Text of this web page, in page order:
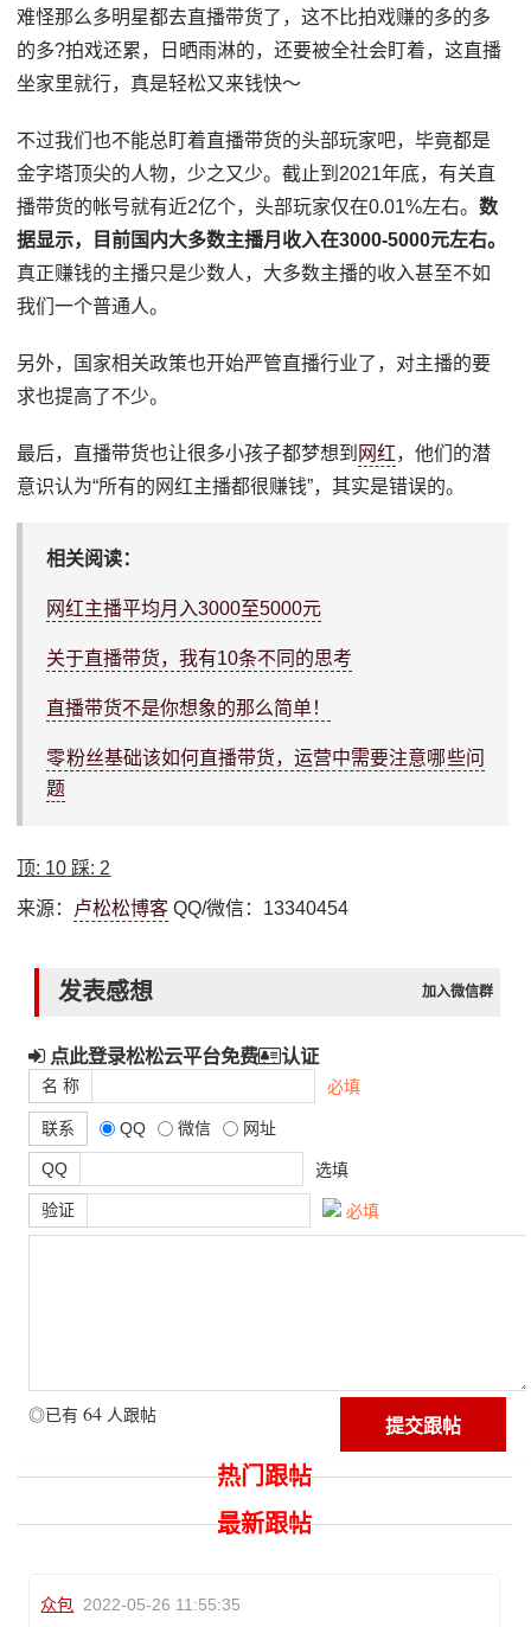
难怪那么多明星都去直播带货了，这不比拍戏赚的多的多
的多?拍戏还累，日晒雨淋的，还要被全社会盯着，这直播
坐家里就行，真是轻松又来钱快～
不过我们也不能总盯着直播带货的头部玩家吧，毕竟都是
金字塔顶尖的人物，少之又少。截止到2021年底，有关直
播带货的帐号就有近2亿个，头部玩家仅在0.01%左右。数
据显示，目前国内大多数主播月收入在3000-5000元左右。
真正赚钱的主播只是少数人，大多数主播的收入甚至不如
我们一个普通人。
另外，国家相关政策也开始严管直播行业了，对主播的要
求也提高了不少。
最后，直播带货也让很多小孩子都梦想到 网红，他们的潜
意识认为“所有的网红主播都很赚钱”，其实是错误的。
相关阅读：
网红主播平均月入3000至5000元
关于直播带货，我有10条不同的思考
直播带货不是你想象的那么简单！
零粉丝基础该如何直播带货，运营中需要注意哪些问
题
顶: 10 踩: 2
来源： 卢松松博客 QQ/微信：13340454
发表感想 加入微信群
点此登录松松云平台免费 认证
名 称 必填
联系 QQ 微信 网址
QQ 选填
验证 必填
◎已有 64 人跟帖
热门跟帖
最新跟帖
众包 2022-05-26 11:55:35